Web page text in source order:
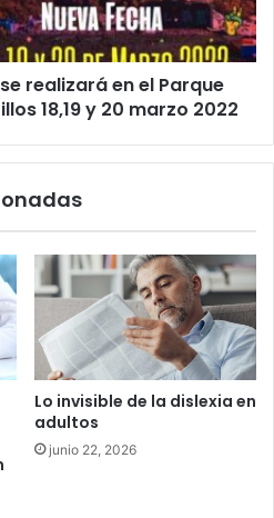
realizará en el Parque
18,19 y 20 marzo 2022
Lo invisible de la dislexia en
adultos
junio 22, 2026